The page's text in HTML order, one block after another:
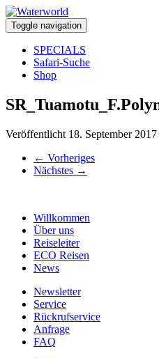
Toggle navigation
SPECIALS
Safari-Suche
Shop
Veröffentlicht 18. September 2017
← Vorheriges
Nächstes →
Willkommen
Über uns
Reiseleiter
ECO Reisen
News
Newsletter
Service
Rückrufservice
Anfrage
FAQ